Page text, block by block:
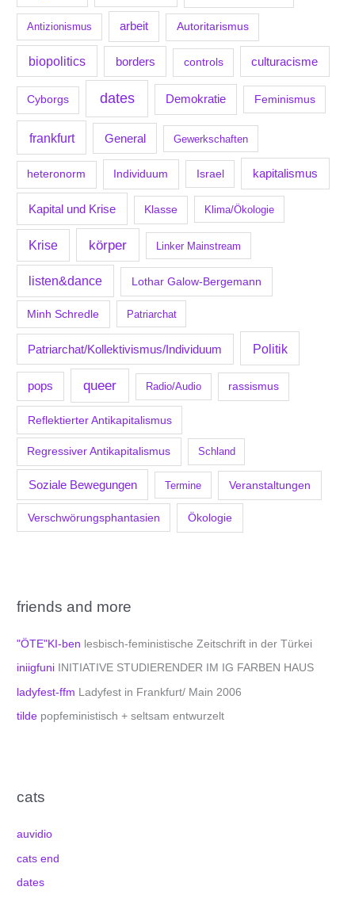
Antizionismus arbeit Autoritarismus
biopolitics borders controls culturacisme
Cyborgs dates Demokratie Feminismus
frankfurt General Gewerkschaften
heteronorm Individuum Israel kapitalismus
Kapital und Krise Klasse Klima/Ökologie
Krise körper Linker Mainstream
listen&dance Lothar Galow-Bergemann
Minh Schredle Patriarchat
Patriarchat/Kollektivismus/Individuum Politik
pops queer Radio/Audio rassismus
Reflektierter Antikapitalismus
Regressiver Antikapitalismus Schland
Soziale Bewegungen Termine Veranstaltungen
Verschwörungsphantasien Ökologie
friends and more
"ÖTE"KI-ben lesbisch-feministische Zeitschrift in der Türkei
iniigfuni INITIATIVE STUDIERENDER IM IG FARBEN HAUS
ladyfest-ffm Ladyfest in Frankfurt/ Main 2006
tilde popfeministisch + seltsam entwurzelt
cats
auvidio
cats end
dates